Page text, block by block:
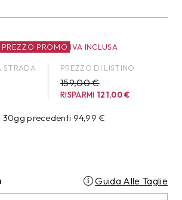
PREZZO PROMO IVA INCLUSA
STRADA PREZZO DI LISTINO
159,00 €
RISPARMI 121,00€
30gg precedenti 94,99€
Guida Alle Taglie